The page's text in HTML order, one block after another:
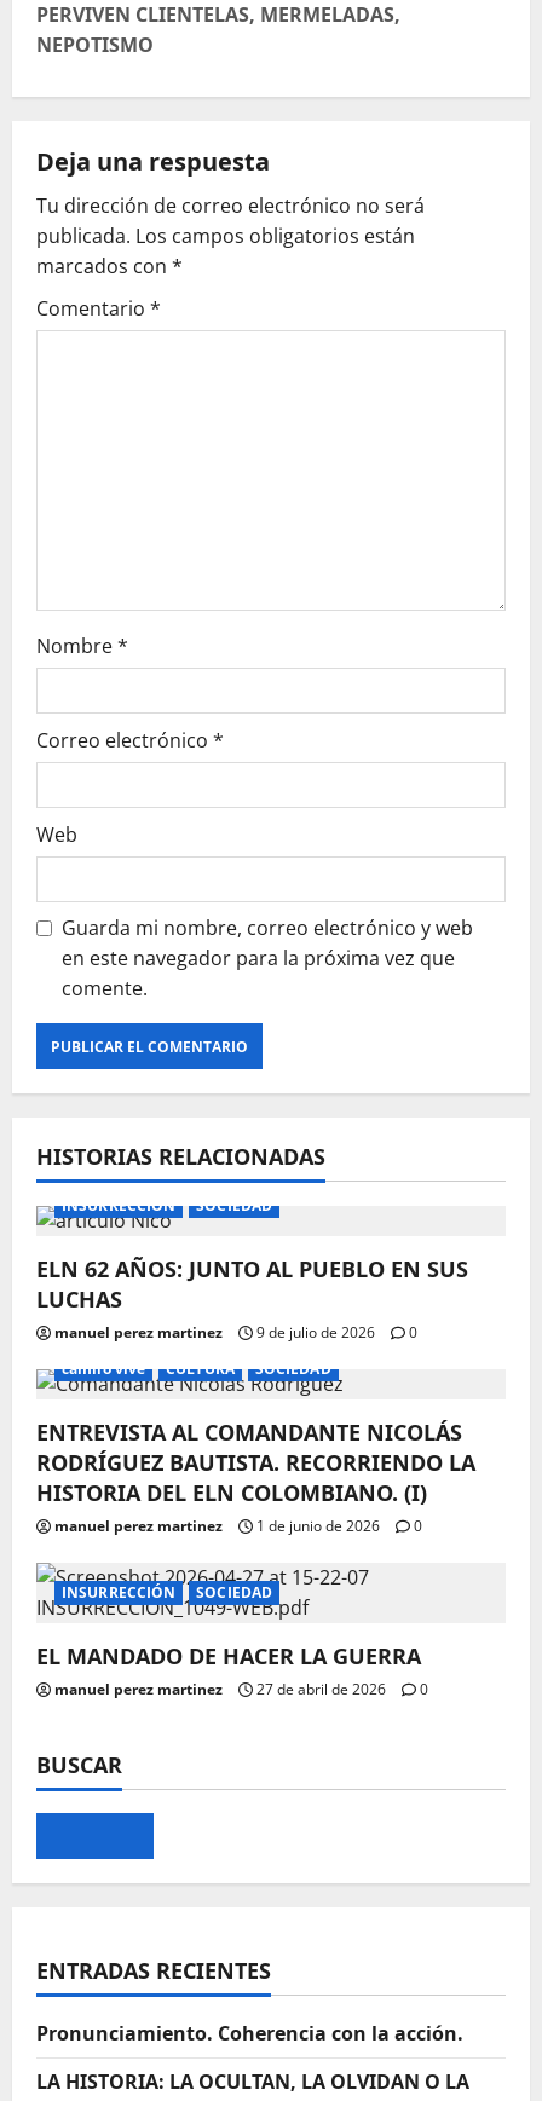
e
c
i
ó
n
r
a
d
s
PERVIVEN CLIENTELAS, MERMELADAS,
NEPOTISMO
Deja una respuesta
Tu dirección de correo electrónico no será
publicada. Los campos obligatorios están
marcados con *
Comentario *
Nombre*
Correo electrónico *
Web
Guarda mi nombre, correo electrónico y web
en este navegador para la próxima vez que
comente.
HISTORIAS RELACIONADAS
FECHA COMEMORATIVA
FECHAS CONMEMORATIVAS
INSURRECCIÓN
SOCIEDAD
ELN 62 AÑOS: JUNTO AL PUEBLO EN SUS
LUCHAS
manuel perez martinez 9 de julio de 2026
0
camilo vive
CULTURA SOCIEDAD
ENTREVISTA AL COMANDANTE NICOLÁS
RODRÍGUEZ BAUTISTA. RECORRIENDO LA
HISTORIA DEL ELN COLOMBIANO. (I)
manuel perez martinez 1 de junio de 2026 0
INSURRECCIÓN SOCIEDAD
EL MANDADO DE HACER LA GUERRA
manuel perez martinez 27 de abril de 2026 0
BUSCAR
ENTRADAS RECIENTES
Pronunciamiento. Coherencia con la acción.
LA HISTORIA: LA OCULTAN, LA OLVIDAN O LA